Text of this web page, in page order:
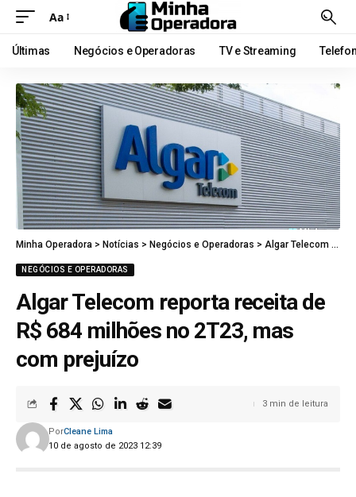
Aa
Últimas Negócios e Operadoras TV e Streaming
Minha Operadora > Notícias > Negócios e Operadoras > Algar Telecom reporta receita de R$ 684 milhões no 2T23, mas com prejuízo
NEGÓCIOS E OPERADORAS
Algar Telecom reporta receita de
R$ 684 milhões no 2T23, mas
com prejuízo
10 de agosto de 2023 12:39
PorCleane Lima
3 min de leitura